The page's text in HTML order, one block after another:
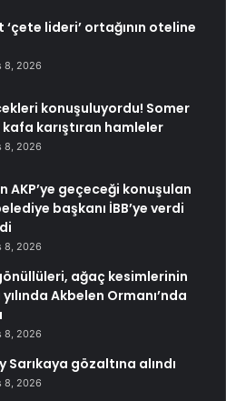
‘çete lideri’ ortağının oteline
8, 2026
konuşuluyordu! Somer
kafa karıştıran hamleler
8, 2026
AKP’ye geçeceği konuşulan
başkanı İBB’ye verdi
8, 2026
ağaç kesimlerinin
Akbelen Ormanı’nda
8, 2026
Sarıkaya gözaltına alındı
8, 2026